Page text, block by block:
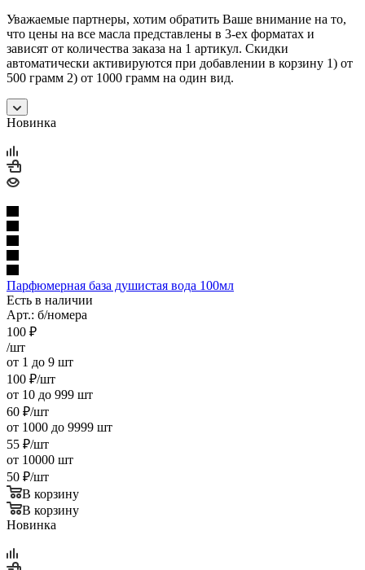
Уважаемые партнеры, хотим обратить Ваше внимание на то,
что цены на все масла представлены в 3-ех форматах и
зависят от количества заказа на 1 артикул. Скидки
автоматически активируются при добавлении в корзину 1) от
500 грамм 2) от 1000 грамм на один вид.
Новинка
Парфюмерная база душистая вода 100мл
Есть в наличии
Арт.: б/номера
100 ₽
/шт
от 1 до 9 шт
100 ₽/шт
от 10 до 999 шт
60 ₽/шт
от 1000 до 9999 шт
55 ₽/шт
от 10000 шт
50 ₽/шт
В корзину
В корзину
Новинка